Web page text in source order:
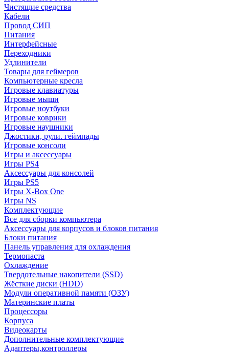
Чистящие средства
Кабели
Провод СИП
Питания
Интерфейсные
Переходники
Удлинители
Товары для геймеров
Компьютерные кресла
Игровые клавиатуры
Игровые мыши
Игровые ноутбуки
Игровые коврики
Игровые наушники
Джостики, рули. геймпады
Игровые консоли
Игры и аксессуары
Игры PS4
Аксессуары для консолей
Игры PS5
Игры X-Box One
Игры NS
Комплектующие
Все для сборки компьютера
Аксессуары для корпусов и блоков питания
Блоки питания
Панель управления для охлаждения
Термопаста
Охлаждение
Твердотельные накопители (SSD)
Жёсткие диски (HDD)
Модули оперативной памяти (ОЗУ)
Материнские платы
Процессоры
Корпуса
Видеокарты
Дополнительные комплектующие
Адаптеры,контроллеры